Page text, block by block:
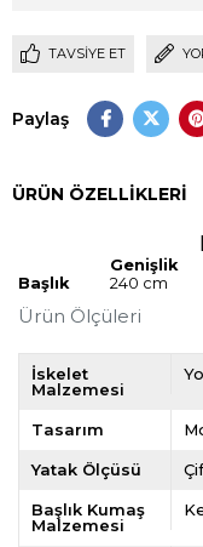
TAVSIYE ET
Paylaş
ÜRÜN ÖZELLIKLERI
Ürün Ölçüleri
Genişlik
Başlık
240 cm
İskelet
Malzemesi
Tasarım
Yatak Ölçüsü
Başlık Kumaş
Malzemesi